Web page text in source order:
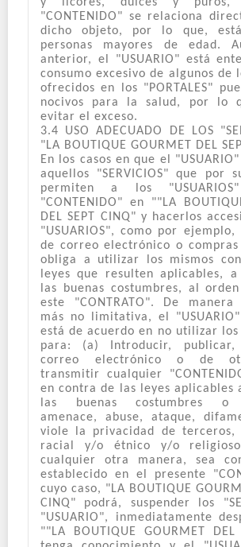
y licores, dulces y
"CONTENIDO" se relaciona
dicho objeto, por lo que,
personas mayores de edad.
anterior, el "USUARIO" está
consumo excesivo de algunos de
ofrecidos en los "PORTALES"
nocivos para la salud, por lo
evitar el exceso.
3.4 USO ADECUADO DE LOS
"LA BOUTIQUE GOURMET DEL
En los casos en que el
aquellos "SERVICIOS" que por
permiten a los
"CONTENIDO" en ""LA
DEL SEPT CINQ" y hacerlos
"USUARIOS", como por
de correo electrónico o
obliga a utilizar los mismos
leyes que resulten aplicables,
las buenas costumbres, al
este "CONTRATO". De manera
más no limitativa, el
está de acuerdo en no utilizar los
para: (a) Introducir,
correo electrónico o de
transmitir cualquier
en contra de las leyes aplicables
las buenas costumbres o
amenace, abuse, ataque,
viole la privacidad de terceros,
racial y/o étnico y/o
cualquier otra manera, sea
establecido en el presente
cuyo caso, "LA BOUTIQUE
CINQ" podrá, suspender los
"USUARIO", inmediatamente
""LA BOUTIQUE GOURMET DEL